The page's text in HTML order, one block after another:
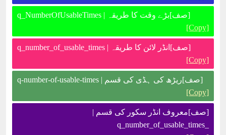
[صف]بڑے وقت کا طریقہ | q_NumberOfUsableTimes
[Copy]
[صف]انڈر لائن کا طریقہ | q_number_of_usable_times
[Copy]
[صف]ریڑھ کی ہڈی کی قسم | q-number-of-usable-times
[Copy]
[صف]معروف انڈر سکور کی قسم |
_q_number_of_usable_times